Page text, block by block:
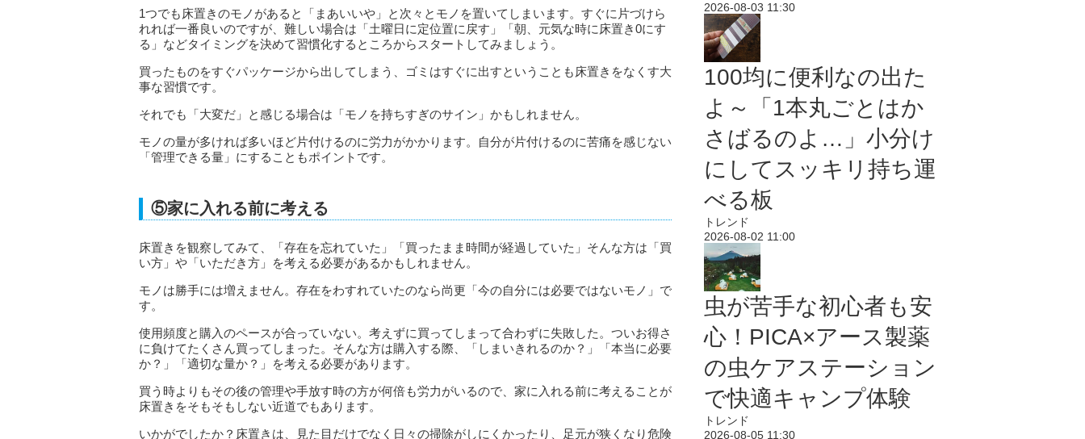
1つでも床置きのモノがあると「まあいいや」と次々とモノを置いてしまいます。すぐに片づけら
れれば一番良いのですが、難しい場合は「土曜日に定位置に戻す」「朝、元気な時に床置き0にす
る」などタイミングを決めて習慣化するところからスタート してみましょう。
買ったものをすぐパッケージから出してしまう、ゴミはすぐに出すということも床置きをなくす大
事な習慣です。
それでも「大変だ」と感じる場合は「モノを持ちすぎのサイン」 かもしれません。
モノの量が多ければ多いほど片付けるのに労力がかかります。自分が片付けるのに苦痛を感じない
「管理できる量」にすること もポイントです。
⑤家に入れる前に考える
床置きを観察してみて、「存在を忘れていた」「買ったまま時間が経過していた」そんな方は「買
い方」や「いただき方」を考える必要があるかもしれません。
モノは勝手には増えません。存在をわすれていたのなら尚更「今の自分には必要ではないモノ」 で
す。
使用頻度と購入のペースが合っていない。考えずに買ってしまって合わずに失敗した。ついお得さ
に負けてたくさん買ってしまった。そんな方は購入する際、「しまいきれるのか？」「本当に必要
か？」「適切な量か？」を考える必要があります。
買う時よりもその後の管理や手放す時の方が何倍も労力がいるので、家に入れる前に考えることが
床置きをそもそもしない近道でもあります。
いかがでしたか？床置きは、見た目だけでなく日々の掃除がしにくかったり、足元が狭くなり危険
2026-08-03 11:30
100均に便利なの出た
よ～「1本丸ごとはか
さばるのよ…」小分け
にしてスッキリ持ち運
べる板
トレンド
2026-08-02 11:00
虫が苦手な初心者も安
心！PICA×アース製薬
の虫ケアステーション
で快適キャンプ体験
トレンド
2026-08-05 11:30